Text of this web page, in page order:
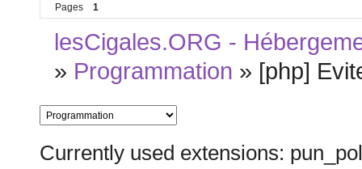
Pages 1
lesCigales.ORG -
» Programmation » [php]
Currently used extensions: